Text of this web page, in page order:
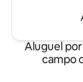
Aluguel
campo